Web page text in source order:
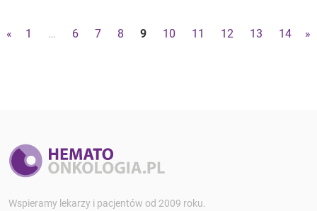
« 1 … 6 7 8 9 10 11 12 13 14 »
Wspieramy lekarzy i pacjentów od 2009 roku.